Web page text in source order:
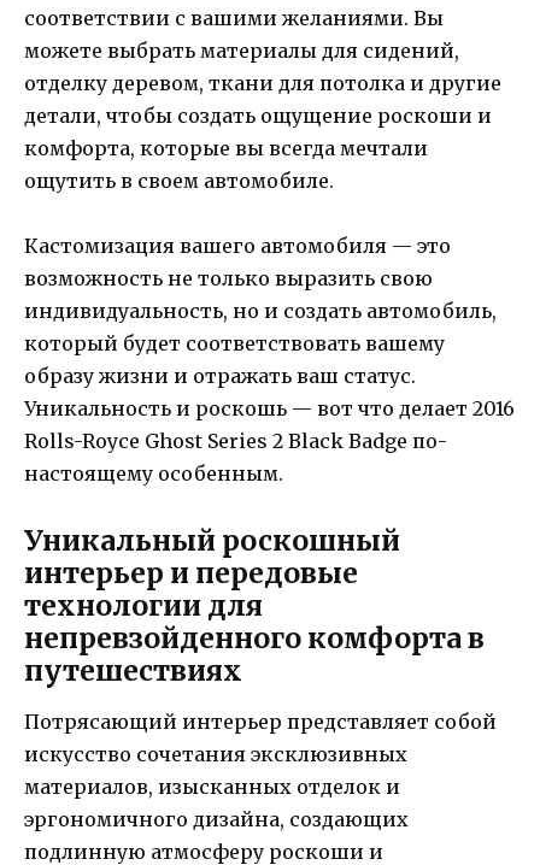
соответствии с вашими желаниями. Вы
можете выбрать материалы для сидений,
отделку деревом, ткани для потолка и другие
детали, чтобы создать ощущение роскоши и
комфорта, которые вы всегда мечтали
ощутить в своем автомобиле.
Кастомизация вашего автомобиля — это
возможность не только выразить свою
индивидуальность, но и создать автомобиль,
который будет соответствовать вашему
образу жизни и отражать ваш статус.
Уникальность и роскошь — вот что делает 2016
Rolls-Royce Ghost Series 2 Black Badge по-
настоящему особенным.
Уникальный роскошный
интерьер и передовые
технологии для
непревзойденного комфорта в
путешествиях
Потрясающий интерьер представляет собой
искусство сочетания эксклюзивных
материалов, изысканных отделок и
эргономичного дизайна, создающих
подлинную атмосферу роскоши и